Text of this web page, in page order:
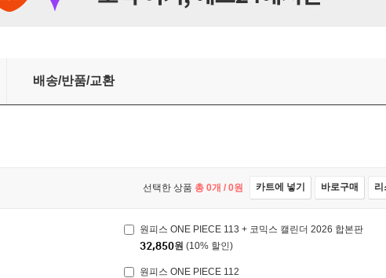
배송/반품/교환
선택한 상품 총 0개 / 0원 카트에 넣기 바로구매 리
원피스 ONE PIECE 113 + 코믹스 캘린더 2026 합본판
32,850원 (10% 할인)
원피스 ONE PIECE 112